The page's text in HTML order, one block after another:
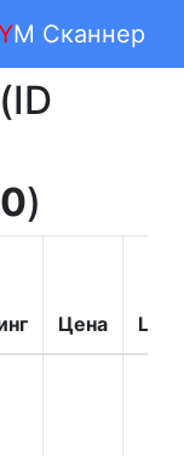
M Сканнер
)
Цена